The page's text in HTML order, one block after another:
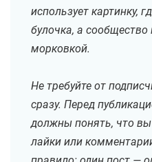
использует картинку,
булочка, а
морковкой.
Не требуйте от
сразу. Перед
должны понять, что
лайки или